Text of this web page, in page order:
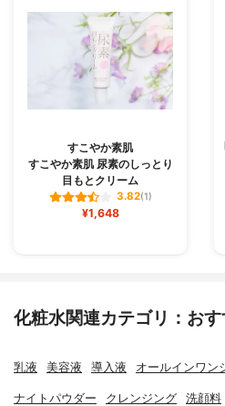
すこやか素肌
すこやか素肌 尿素のしっとり
目もとクリーム
3.82(1)
¥1,648
化粧水関連カテゴリ：お
乳液 美容液 導入液 オールインワン
ナイトパウダー クレンジング 洗顔料